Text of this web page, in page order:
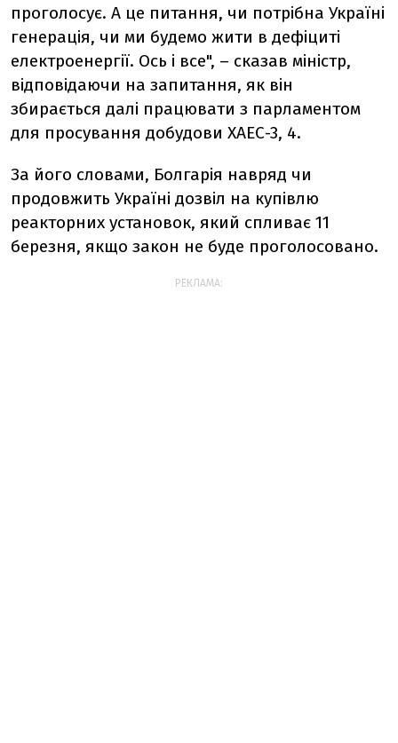
проголосує. А це питання, чи потрібна Україні
генерація, чи ми будемо жити в дефіциті
електроенергії. Ось і все", – сказав міністр,
відповідаючи на запитання, як він
збирається далі працювати з парламентом
для просування добудови ХАЕС-3, 4.
За його словами, Болгарія навряд чи
продовжить Україні дозвіл на купівлю
реакторних установок, який спливає 11
березня, якщо закон не буде проголосовано.
РЕКЛАМА: